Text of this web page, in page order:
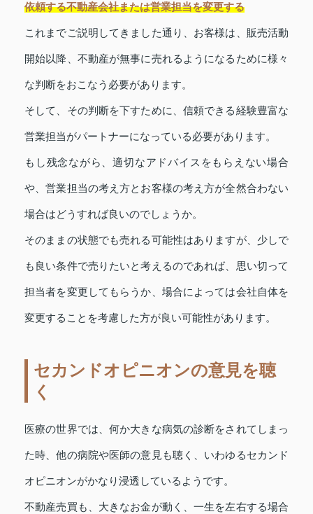
依頼する不動産会社または営業担当を変更する
これまでご説明してきました通り、お客様は、販売活動
開始以降、不動産が無事に売れるようになるために様々
な判断をおこなう必要があります。
そして、その判断を下すために、信頼できる経験豊富な
営業担当がパートナーになっている必要があります。
もし残念ながら、適切なアドバイスをもらえない場合
や、営業担当の考え方とお客様の考え方が全然合わない
場合はどうすれば良いのでしょうか。
そのままの状態でも売れる可能性はありますが、少しで
も良い条件で売りたいと考えるのであれば、思い切って
担当者を変更してもらうか、場合によっては会社自体を
変更することを考慮した方が良い可能性があります。
セカンドオピニオンの意見を聴
く
医療の世界では、何か大きな病気の診断をされてしまっ
た時、他の病院や医師の意見も聴く、いわゆるセカンド
オピニオンがかなり浸透しているようです。
不動産売買も、大きなお金が動く、一生を左右する場合